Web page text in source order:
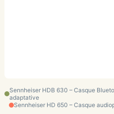
Sennheiser HDB 630 – Casque
adaptative
Sennheiser HD 650 – Casque